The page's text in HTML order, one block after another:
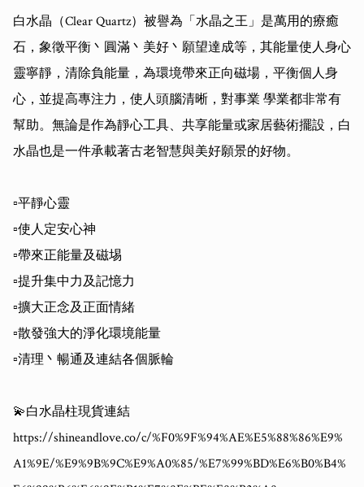
白水晶（Clear Quartz）被譽為「水晶之王」是萬用的療癒
石，象徵平衡丶圓滿丶美好丶願望達成等，其能量使人身心
靈寧靜，清除負能量，為環境帶來正向磁場，平衡個人身
心，並提高專注力，使人頭腦清晰，對事業 學業都非常有
幫助。無論是作為靜心工具、共享能量或家居藝術擺設，白
水晶也是一件承載著古老智慧與美好願景的好物。
▫️平靜心靈
▫️使人定安心神
▫️帶來正能量及磁埸
▫️提升集中力及記憶力
▫️擴大正念及正面情緒
▫️散發強大的淨化環境能量
▫️清理丶暢通及連結各個脈輪
💫白水晶柱現貨連結
https://shineandlove.co/c/%F0%9F%94%AE%E5%88%86%E9%
A1%9E/%E9%9B%9C%E9%A0%85/%E7%99%BD%E6%B0%B4%